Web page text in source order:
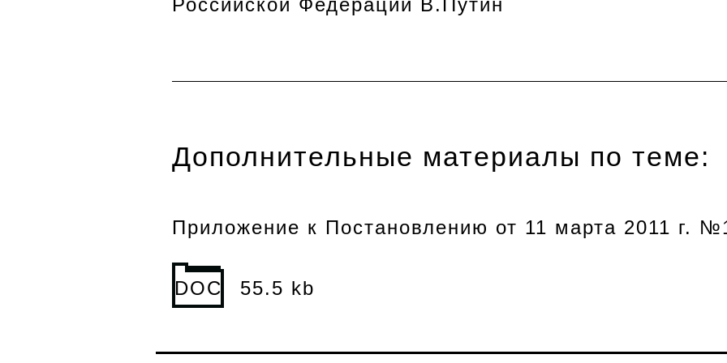
Российской Федерации В.Путин
Дополнительные материалы по теме:
Приложение к Постановлению от 11 марта 2011 г.
DOC 55.5 kb